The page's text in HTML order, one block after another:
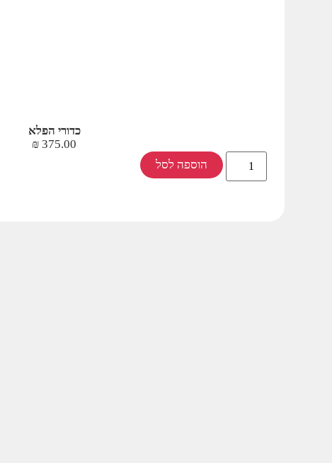
כדורי הפלא
375.00
₪
הוספה לסל